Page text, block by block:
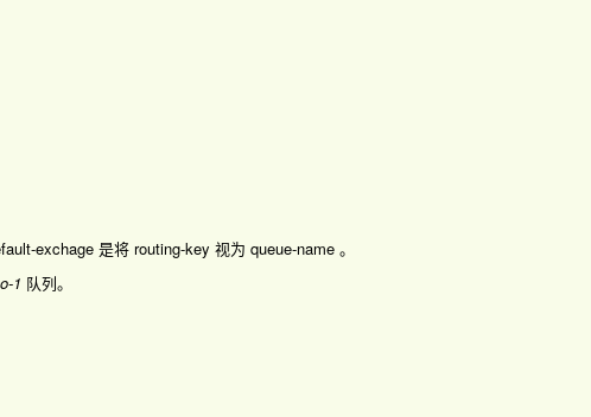
exchage 是将 routing-key 视为 queue-name 。
1 队列。